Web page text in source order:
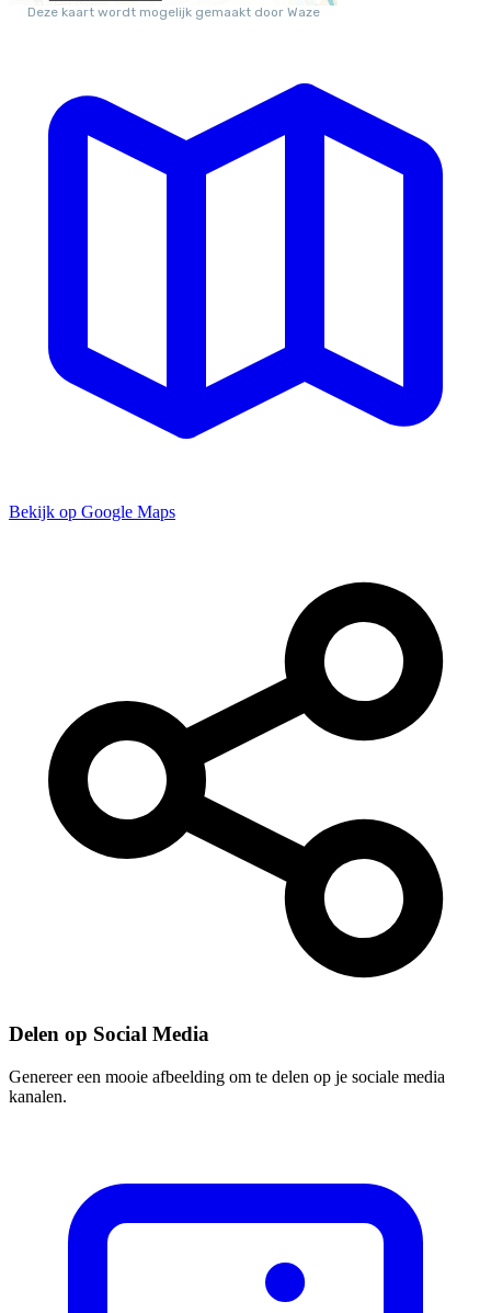
Bekijk op Google Maps
Delen op Social Media
Genereer een mooie afbeelding om te delen op je sociale media
kanalen.